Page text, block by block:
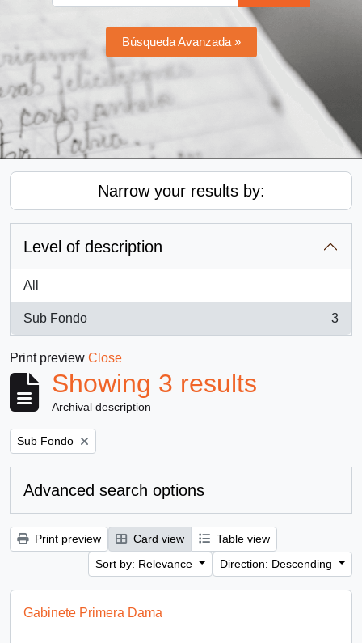
Búsqueda Avanzada »
Narrow your results by:
Level of description
All
Sub Fondo
, 3 results
3
Print preview Close
Showing 3 results
Archival description
Remove filter:
Sub Fondo
Advanced search options
Print preview Card view
Table view
Sort by: Relevance
Direction: Descending
Gabinete Primera Dama